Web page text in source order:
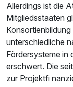
Allerdings ist die
Mitgliedsstaaten
unterschiedliche
Fördersysteme in
erschwert. Die
zur Projektfi